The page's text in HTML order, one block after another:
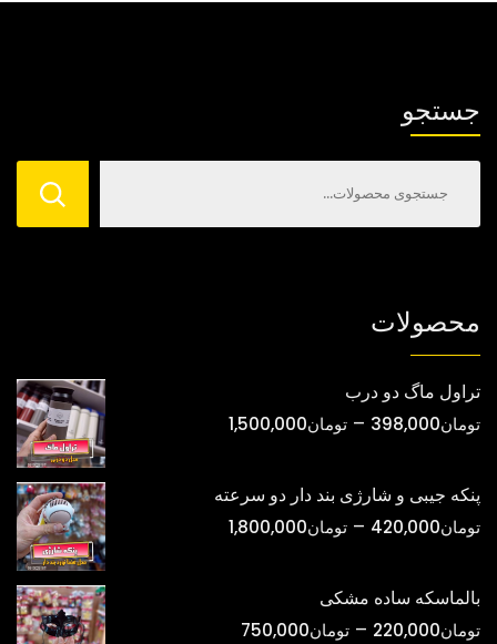
می
است
می
است
در
صفحه
جستجو
محصولات
تراول ماگ دو درب
تومان398,000
– تومان1,500,000محدوده
پنکه جیبی و شارژی بند دار دو سرعته
تومان420,000
– تومان1,800,000محدوده
تومان420,000
بالماسکه ساده مشکی
تومان220,000
– تومان750,000